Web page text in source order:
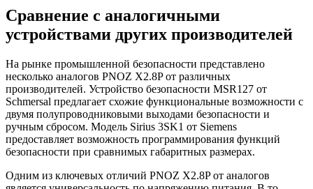
Сравнение с аналогичными
устройствами других производителей
На рынке промышленной безопасности представлено
несколько аналогов PNOZ X2.8P от различных
производителей. Устройство безопасности MSR127 от
Schmersal предлагает схожие функциональные возможности с
двумя полупроводниковыми выходами безопасности и
ручным сбросом. Модель Sirius 3SK1 от Siemens
предоставляет возможность программирования функций
безопасности при сравнимых габаритных размерах.
Одним из ключевых отличий PNOZ X2.8P от аналогов